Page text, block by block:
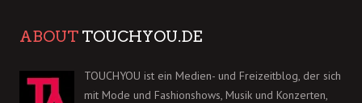
ABOUT TOUCHYOU.DE
TOUCHYOU ist ein Medien- und Freizeitblog, der sich
mit Mode und Fashionshows, Musik und Konzerten,